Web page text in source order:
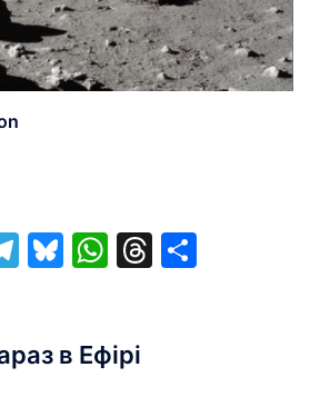
Telegram
Bluesky
WhatsApp
Threads
в Ефірі